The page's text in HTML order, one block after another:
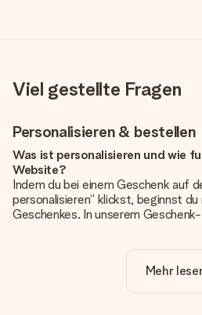
Viel gestellte Fragen
Personalisieren & bestellen
Was ist personalisieren und wie
Website?
Indem du bei einem Geschenk auf
personalisieren“ klickst, beginnst
Geschenkes. In unserem
noch eines unserer angebotenen
Geschenk die perfekte
Mehr